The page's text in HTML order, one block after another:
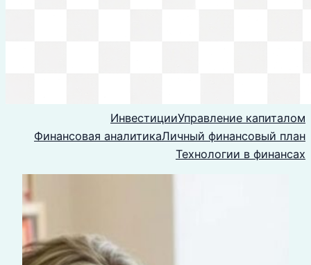
ИнвестицииУправление капиталом
Финансовая аналитикаЛичный финансовый план
Технологии в финансах